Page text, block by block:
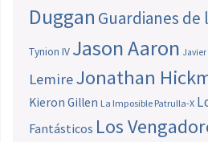
Duggan Guardianes de
Tynion IV Jason Aaron
LemireJonathan
Kieron Gillen La Imposible Patrulla-X
Fantásticos Los